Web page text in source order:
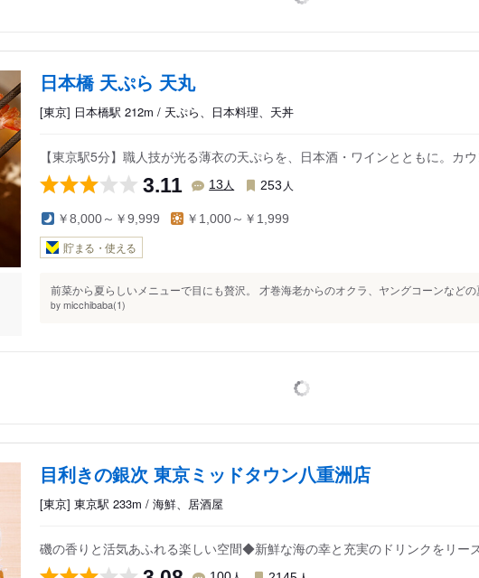
日本橋 天ぷら 天丸
[東京] 日本橋駅 212m / 天ぷら、日本料理、天丼
【東京駅5分】職人技が光る薄衣の天ぷらを、日本酒・ワインとともに。カ
3.11 13 人 253 人
￥8,000～￥9,999 ￥1,000～￥1,999
貯まる・使える
前菜から夏らしいメニューで目にも贅沢。 才巻海老からのオクラ、ヤングコーンなどの
by micchibaba(1)
目利きの銀次 東京ミッドタウン八重洲店
[東京] 東京駅 233m / 海鮮、居酒屋
磯の香りと活気あふれる楽しい空間◆新鮮な海の幸と充実のドリンクをリー